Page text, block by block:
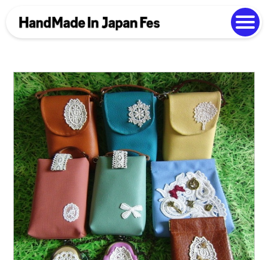
Photo Gallery
EN 中文